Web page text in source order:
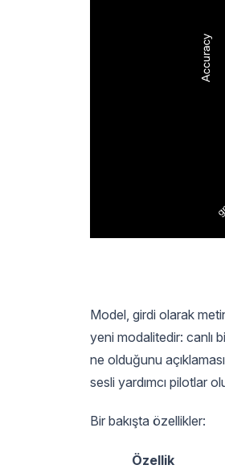
Model, girdi olarak
yeni modalitedir: canlı
ne olduğunu
sesli yardımcı pilotlar
Bir bakışta özellikler:
Özellik